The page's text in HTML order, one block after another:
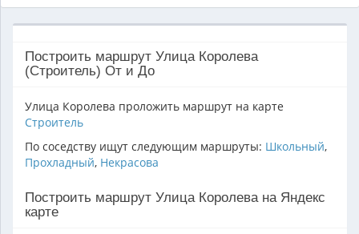
Построить маршрут Улица Королева
(Строитель) От и До
Улица Королева проложить маршрут на карте
Строитель
По соседству ищут следующим маршруты: Школьный,
Прохладный, Некрасова
Построить маршрут Улица Королева на Яндекс
карте